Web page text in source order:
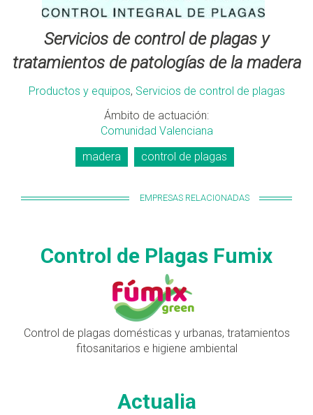
Servicios de control de plagas y
tratamientos de patologías de la madera
Productos y equipos, Servicios de control de plagas
Ámbito de actuación:
Comunidad Valenciana
madera
control de plagas
EMPRESAS RELACIONADAS
Control de Plagas Fumix
Control de plagas domésticas y urbanas, tratamientos
fitosanitarios e higiene ambiental
Actualia